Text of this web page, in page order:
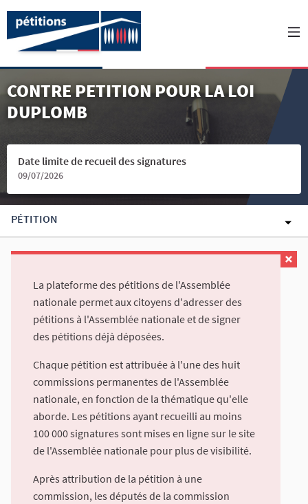
CONTRE PETITION POUR LA LOI
DUPLOMB
Date limite de recueil des signatures
09/07/2026
PÉTITION
La plateforme des pétitions de l'Assemblée
nationale permet aux citoyens d'adresser des
pétitions à l'Assemblée nationale et de signer
des pétitions déjà déposées.
Chaque pétition est attribuée à l'une des huit
commissions permanentes de l'Assemblée
nationale, en fonction de la thématique qu'elle
aborde. Les pétitions ayant recueilli au moins
100 000 signatures sont mises en ligne sur le site
de l'Assemblée nationale pour plus de visibilité.
Après attribution de la pétition à une
commission, les députés de la commission